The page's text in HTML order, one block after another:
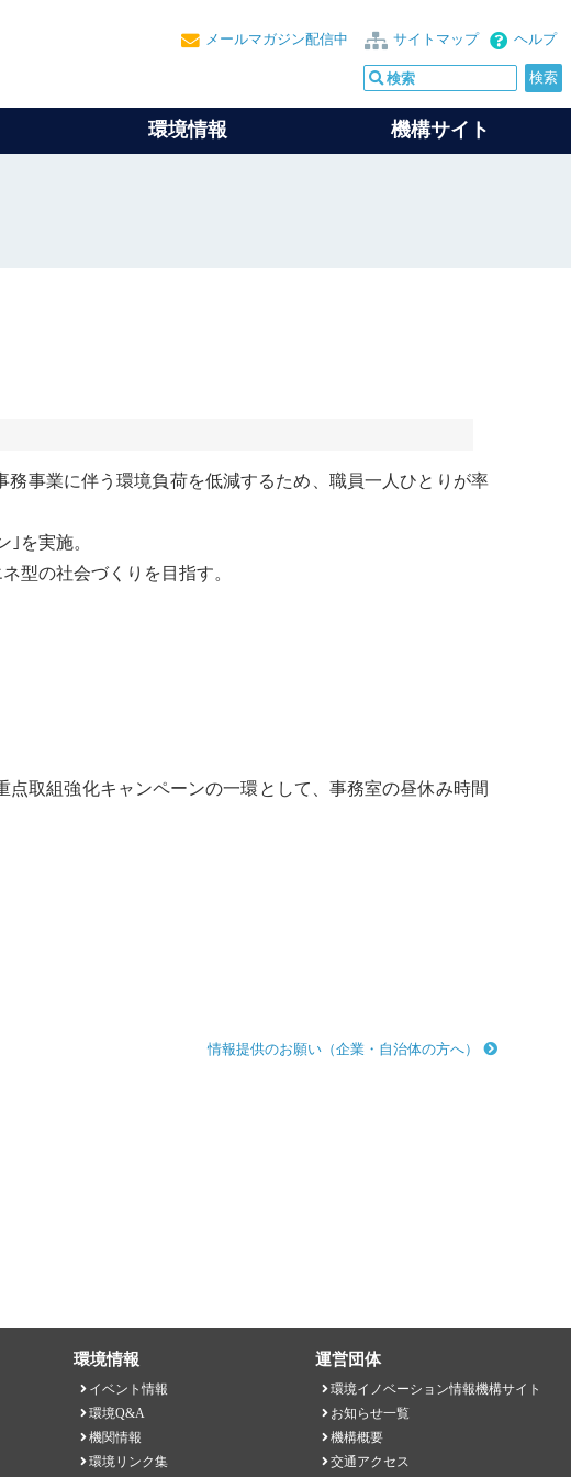
ヘルプ
サイトマップ
メールマガジン配信中
環境情報 機構サイト
務事業に伴う環境負荷を低減するため、職員一人ひとりが率
を実施。
型の社会づくりを目指す。
取組強化キャンペーンの一環として、事務室の昼休み時間
情報提供のお願い（企業・自治体の方へ）
環境情報
イベント情報
環境Q&A
機関情報
環境リンク集
運営団体
環境イノベーション情報機構サイト
お知らせ一覧
機構概要
交通アクセス